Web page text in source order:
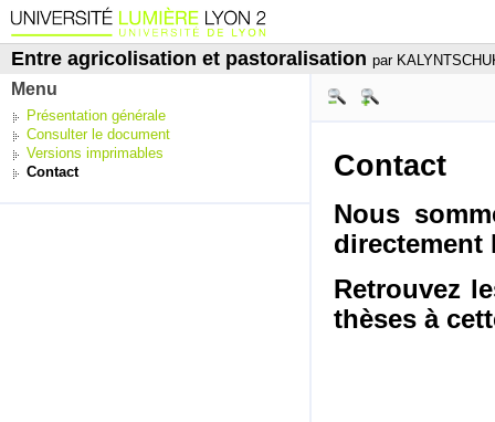
Entre agricolisation et pastoralisation par
Menu
Présentation générale
Consulter le document
Versions imprimables
Contact
Contact
Nous
directement
Retrouvez
thèses à